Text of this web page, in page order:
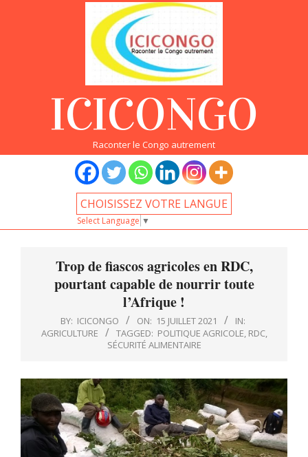
ICICONGO
Raconter le Congo autrement
CHOISISSEZ VOTRE LANGUE
Select Language ▼
Trop de fiascos agricoles en RDC,
pourtant capable de nourrir toute
l’Afrique !
BY: ICICONGO ON: 15 JUILLET 2021
IN:
AGRICULTURE
TAGGED: POLITIQUE AGRICOLE, RDC,
SÉCURITÉ ALIMENTAIRE